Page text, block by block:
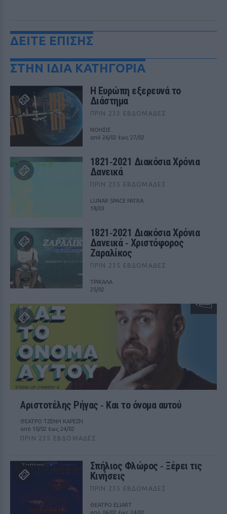
ΔΕΙΤΕ ΕΠΙΣΗΣ
ΣΤΗΝ ΙΔΙΑ ΚΑΤΗΓΟΡΙΑ
Η Ευρώπη εξερευνά το
Διάστημα
ΠΡΙΝ 233 ΕΒΔΟΜΆΔΕΣ
ΝΟΗΣΙΣ
από 26/02 έως 27/02
1821‑2021 Διακόσια Χρόνια
Δανεικά
ΠΡΙΝ 235 ΕΒΔΟΜΆΔΕΣ
LUNAR SPACE PATRA
18/03
1821‑2021 Διακόσια Χρόνια
Δανεικά ‑ Χριστόφορος
Ζαραλίκος
ΠΡΙΝ 235 ΕΒΔΟΜΆΔΕΣ
ΤΡΙΚΑΛΑ
25/02
Αριστοτέλης Ρήγας ‑ Kαι το όνομα αυτού
ΘΕΑΤΡΟ ΤΖΕΝΗ ΚΑΡΕΖΗ
από 10/02 έως 24/02
ΠΡΙΝ 235 ΕΒΔΟΜΆΔΕΣ
Σπήλιος Φλώρος ‑ Ξέρει τις
Κινήσεις
ΠΡΙΝ 235 ΕΒΔΟΜΆΔΕΣ
ΘΕΑΤΡΟ ELIART
από 06/02 έως 24/02